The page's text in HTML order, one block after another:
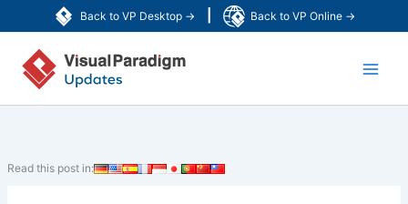
Back to VP Desktop → Back to VP Online →
to
content
Read this post in: